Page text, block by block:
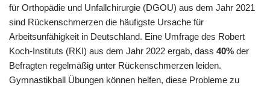
für Orthopädie und Unfallchirurgie (DGOU) aus dem Jahr 2021
sind Rückenschmerzen die häufigste Ursache für
Arbeitsunfähigkeit in Deutschland. Eine Umfrage des Robert
Koch-Instituts (RKI) aus dem Jahr 2022 ergab, dass 40% der
Befragten regelmäßig unter Rückenschmerzen leiden.
Gymnastikball Übungen können helfen, diese Probleme zu